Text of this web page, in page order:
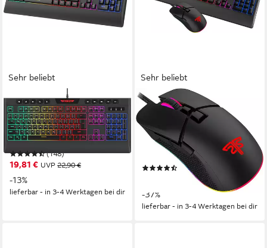
Sehr beliebt
HYRICAN
Striker ST-GKB8115 (Anti-
Ghosting, Multimedia-Tasten,
RGB) Gaming-Tastatur
(148)
19,81 € UVP 22,90 €
-13%
lieferbar - in 3-4 Werktagen bei dir
Sehr beliebt
HYRICAN
Striker Gaming Sparset Level
Bronze Tastatur- und Maus-
Set, (ST-GKB8115 + ST-
GM005)
(67)
39,90 €
-37%
lieferbar - in 3-4 Werktagen bei dir